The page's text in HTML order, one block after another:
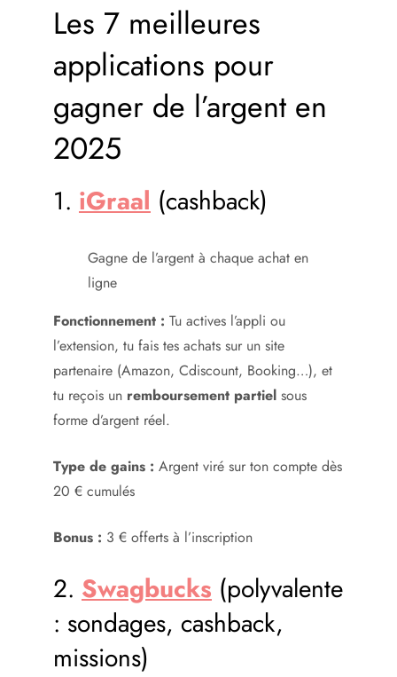
Les 7 meilleures
applications pour
gagner de l’argent en
2025
1. iGraal (cashback)
Gagne de l’argent à chaque achat en
ligne
Fonctionnement : Tu actives l’appli ou
l’extension, tu fais tes achats sur un site
partenaire (Amazon, Cdiscount, Booking…), et
tu reçois un remboursement partiel sous
forme d’argent réel.
Type de gains : Argent viré sur ton compte dès
20 € cumulés
Bonus : 3 € offerts à l’inscription
2. Swagbucks (polyvalente
: sondages, cashback,
missions)